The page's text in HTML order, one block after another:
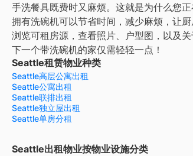
手洗餐具既费时又麻烦。这就是为什么您
拥有洗碗机可以节省时间，减少麻烦，让厨
浏览可租房源，查看照片、户型图，以及
下一个带洗碗机的家仅需轻轻一点！
Seattle租赁物业种类
Seattle高层公寓出租
Seattle公寓出租
Seattle联排出租
Seattle独立屋出租
Seattle单房分租
Seattle出租物业按物业设施分类